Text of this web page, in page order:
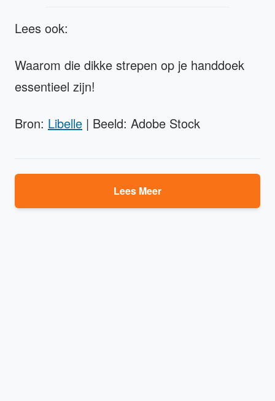
Lees ook:
Waarom die dikke strepen op je handdoek
essentieel zijn!
Bron: Libelle | Beeld: Adobe Stock
Lees Meer